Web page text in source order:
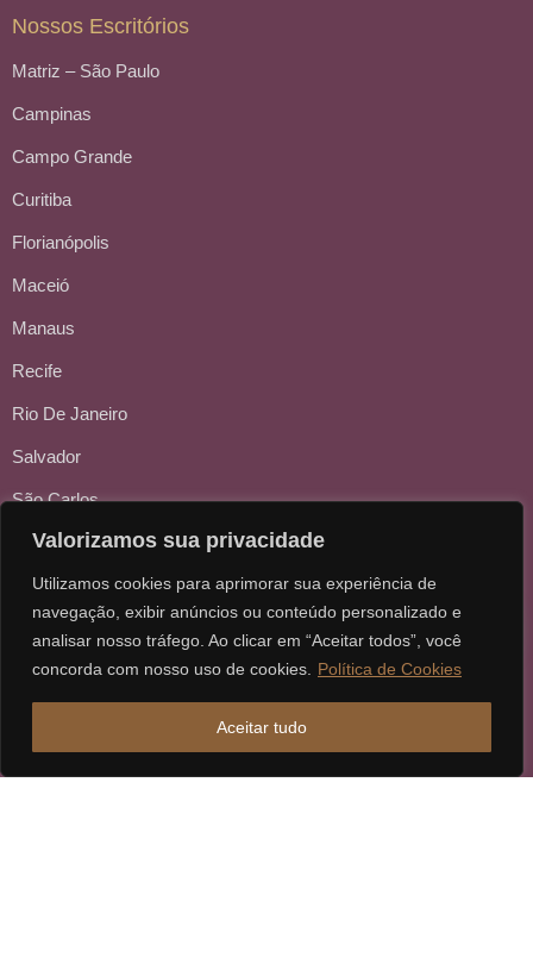
Valorizamos sua privacidade
Utilizamos cookies para aprimorar sua experiência de
navegação, exibir anúncios ou conteúdo personalizado e
analisar nosso tráfego. Ao clicar em “Aceitar todos”, você
concorda com nosso uso de cookies.
Política de Cookies
Aceitar tudo
Nossos Escritórios
Matriz – São Paulo
Campinas
Campo Grande
Curitiba
Florianópolis
Maceió
Manaus
Recife
Rio De Janeiro
Salvador
São Carlos
Sorocaba